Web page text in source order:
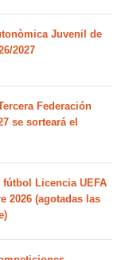
Juvenil de
2027
Federación
se sorteará el
Licencia UEFA
2026 (agotadas las